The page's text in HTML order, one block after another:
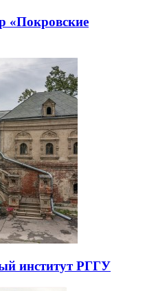
«Покровские
институт РГГУ